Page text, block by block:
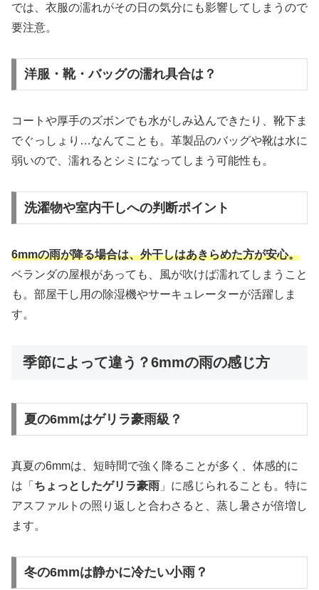
では、衣服の濡れがその日の気分にも影響してしまうので
要注意。
洋服・靴・バッグの濡れ具合は？
コートや厚手のズボンでも水がしみ込んできたり、靴下ま
でぐっしょり…なんてことも。革製品のバッグや靴は水に
弱いので、濡れるとシミになってしまう可能性も。
洗濯物や室内干しへの判断ポイント
6mmの雨が降る場合は、外干しはあきらめた方が安心。
ベランダの屋根があっても、風が吹けば濡れてしまうこと
も。部屋干し用の除湿機やサーキュレーターが活躍しま
す。
季節によって違う？6mmの雨の感じ方
夏の6mmはゲリラ豪雨級？
真夏の6mmは、短時間で強く降ることが多く、体感的に
は「 ちょっとしたゲリラ豪雨 」に感じられることも。特に
アスファルトの照り返しと合わさると、蒸し暑さが倍増し
ます。
冬の6mmは静かに冷たい小雨？